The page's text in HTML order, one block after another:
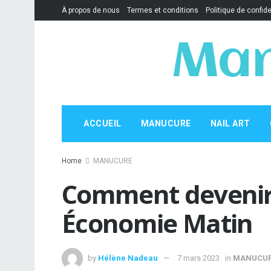
À propos de nous Termes et conditions Politique de
ACCUEIL MANUCURE NAIL ART
Home MANUCURE
Comment
Économie Matin
by Hélène Nadeau 7 mars 2023 in